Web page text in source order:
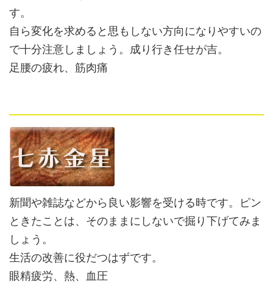
す。
自ら変化を求めると思もしない方向になりやすいの
で十分注意しましょう。成り行き任せが吉。
足腰の疲れ、筋肉痛
新聞や雑誌などから良い影響を受ける時です。ピン
ときたことは、そのままにしないで掘り下げてみま
しょう。
生活の改善に役だつはずです。
眼精疲労、熱、血圧